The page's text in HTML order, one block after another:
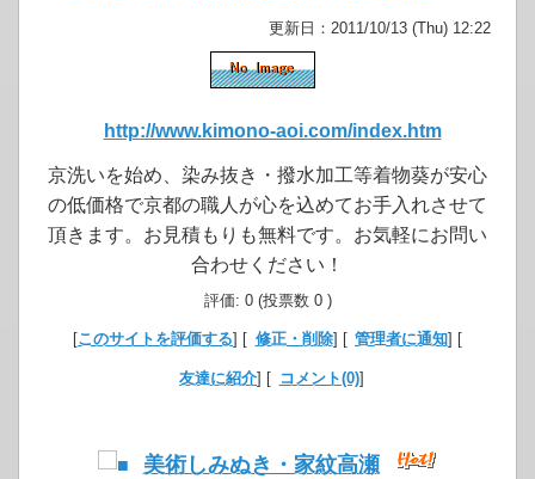
更新日：2011/10/13 (Thu) 12:22
http://www.kimono-aoi.com/index.htm
京洗いを始め、染み抜き・撥水加工等着物葵が安心
の低価格で京都の職人が心を込めてお手入れさせて
頂きます。お見積もりも無料です。お気軽にお問い
合わせください！
評価: 0 (投票数 0 )
[このサイトを評価する] [ 修正・削除] [ 管理者に通知] [
友達に紹介] [ コメント(0)]
美術しみぬき・家紋高瀬